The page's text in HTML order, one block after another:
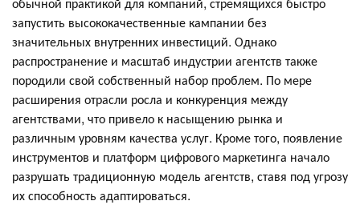
запустить высококачественные кампании без
значительных внутренних инвестиций. Однако
распространение и масштаб индустрии агентств также
породили свой собственный набор проблем. По мере
расширения отрасли росла и конкуренция между
агентствами, что привело к насыщению рынка и
различным уровням качества услуг. Кроме того, появление
инструментов и платформ цифрового маркетинга начало
разрушать традиционную модель агентств, ставя под угрозу
их способность адаптироваться.